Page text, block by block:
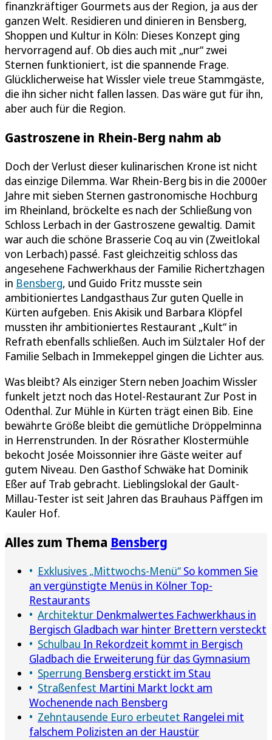
finanzkräftiger Gourmets aus der Region, ja aus der
ganzen Welt. Residieren und dinieren in Bensberg,
Shoppen und Kultur in Köln: Dieses Konzept ging
hervorragend auf. Ob dies auch mit „nur“ zwei
Sternen funktioniert, ist die spannende Frage.
Glücklicherweise hat Wissler viele treue Stammgäste,
die ihn sicher nicht fallen lassen. Das wäre gut für ihn,
aber auch für die Region.
Gastroszene in Rhein-Berg nahm ab
Doch der Verlust dieser kulinarischen Krone ist nicht
das einzige Dilemma. War Rhein-Berg bis in die 2000er
Jahre mit sieben Sternen gastronomische Hochburg
im Rheinland, bröckelte es nach der Schließung von
Schloss Lerbach in der Gastroszene gewaltig. Damit
war auch die schöne Brasserie Coq au vin (Zweitlokal
von Lerbach) passé. Fast gleichzeitig schloss das
angesehene Fachwerkhaus der Familie Richertzhagen
in Bensberg, und Guido Fritz musste sein
ambitioniertes Landgasthaus Zur guten Quelle in
Kürten aufgeben. Enis Akisik und Barbara Klöpfel
mussten ihr ambitioniertes Restaurant „Kult“ in
Refrath ebenfalls schließen. Auch im Sülztaler Hof der
Familie Selbach in Immekeppel gingen die Lichter aus.
Was bleibt? Als einziger Stern neben Joachim Wissler
funkelt jetzt noch das Hotel-Restaurant Zur Post in
Odenthal. Zur Mühle in Kürten trägt einen Bib. Eine
bewährte Größe bleibt die gemütliche Dröppelminna
in Herrenstrunden. In der Rösrather Klostermühle
bekocht Josée Moissonnier ihre Gäste weiter auf
gutem Niveau. Den Gasthof Schwäke hat Dominik
Eßer auf Trab gebracht. Lieblingslokal der Gault-
Millau-Tester ist seit Jahren das Brauhaus Päffgen im
Kauler Hof.
Alles zum Thema Bensberg
Exklusives „Mittwochs-Menü“ So kommen Sie
an vergünstigte Menüs in Kölner Top-
Restaurants
Architektur Denkmalwertes Fachwerkhaus in
Bergisch Gladbach war hinter Brettern versteckt
Schulbau In Rekordzeit kommt in Bergisch
Gladbach die Erweiterung für das Gymnasium
Sperrung Bensberg erstickt im Stau
Straßenfest Martini Markt lockt am
Wochenende nach Bensberg
Zehntausende Euro erbeutet Rangelei mit
falschem Polizisten an der Haustür